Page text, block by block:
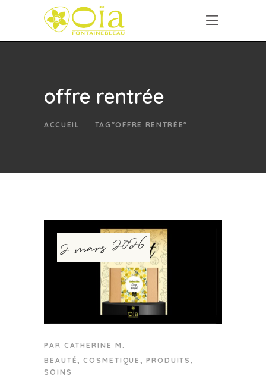
offre rentrée
ACCUEIL TAG"OFFRE RENTRÉE"
2 mars 2026
PAR CATHERINE M.
BEAUTÉ ,COSMETIQUE ,PRODUITS ,
SOINS